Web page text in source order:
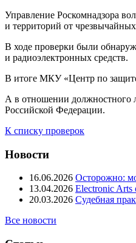
Управление Роскомнадзора
и территорий от
В ходе проверки были
и радиоэлектронных средств.
В итоге МКУ «Центр по
А в отношении должностного
Российской Федерации.
К списку проверок
Новости
16.06.2026 Осторожно:
13.04.2026 Electronic Arts
20.03.2026 Судебная
Все новости